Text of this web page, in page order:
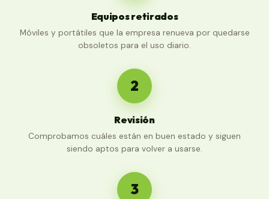
Equipos retirados
Móviles y portátiles que la empresa renueva por quedarse
obsoletos para el uso diario.
2
Revisión
Comprobamos cuáles están en buen estado y siguen
siendo aptos para volver a usarse.
3